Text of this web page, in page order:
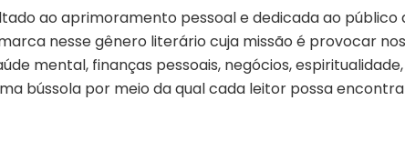
ao aprimoramento pessoal e dedicada ao público
nesse gênero literário cuja missão é provocar
mental, finanças pessoais, negócios,
bússola por meio da qual cada leitor possa